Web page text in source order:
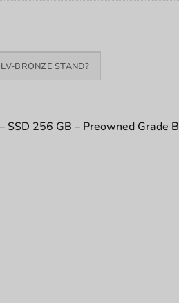
BRONZE STAND?
256 GB – Preowned Grade B